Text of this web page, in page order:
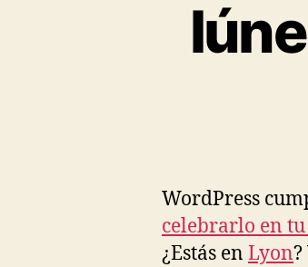
WordPress
celebrarlo en
¿Estás en Lyon